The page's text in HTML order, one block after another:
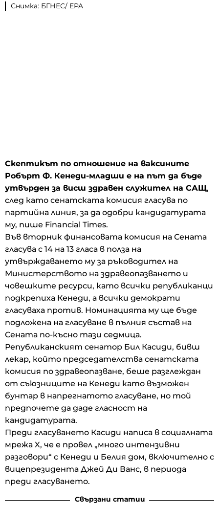
Снимка: БГНЕС/ EPA
Скептикът по отношение на ваксините
Робърт Ф. Кенеди-младши е на път да бъде
утвърден за висш здравен служител на САЩ,
след като сенатската комисия гласува по
партийна линия, за да одобри кандидатурата
му, пише Financial Times.
Във вторник финансовата комисия на Сената
гласува с 14 на 13 гласа в полза на
утвърждаването му за ръководител на
Министерството на здравеопазването и
човешките ресурси, като всички републиканци
подкрепиха Кенеди, а всички демократи
гласуваха против. Номинацията му ще бъде
подложена на гласуване в пълния състав на
Сената по-късно тази седмица.
Републиканският сенатор Бил Касиди, бивш
лекар, който председателства сенатската
комисия по здравеопазване, беше разглеждан
от съюзниците на Кенеди като възможен
бунтар в напрегнатото гласуване, но той
предпочете да даде гласност на
кандидатурата.
Преди гласуването Касиди написа в социалната
мрежа X, че е провел „много интензивни
разговори“ с Кенеди и Белия дом, включително с
вицепрезидента Джей Ди Ванс, в периода
преди гласуването.
Свързани статии